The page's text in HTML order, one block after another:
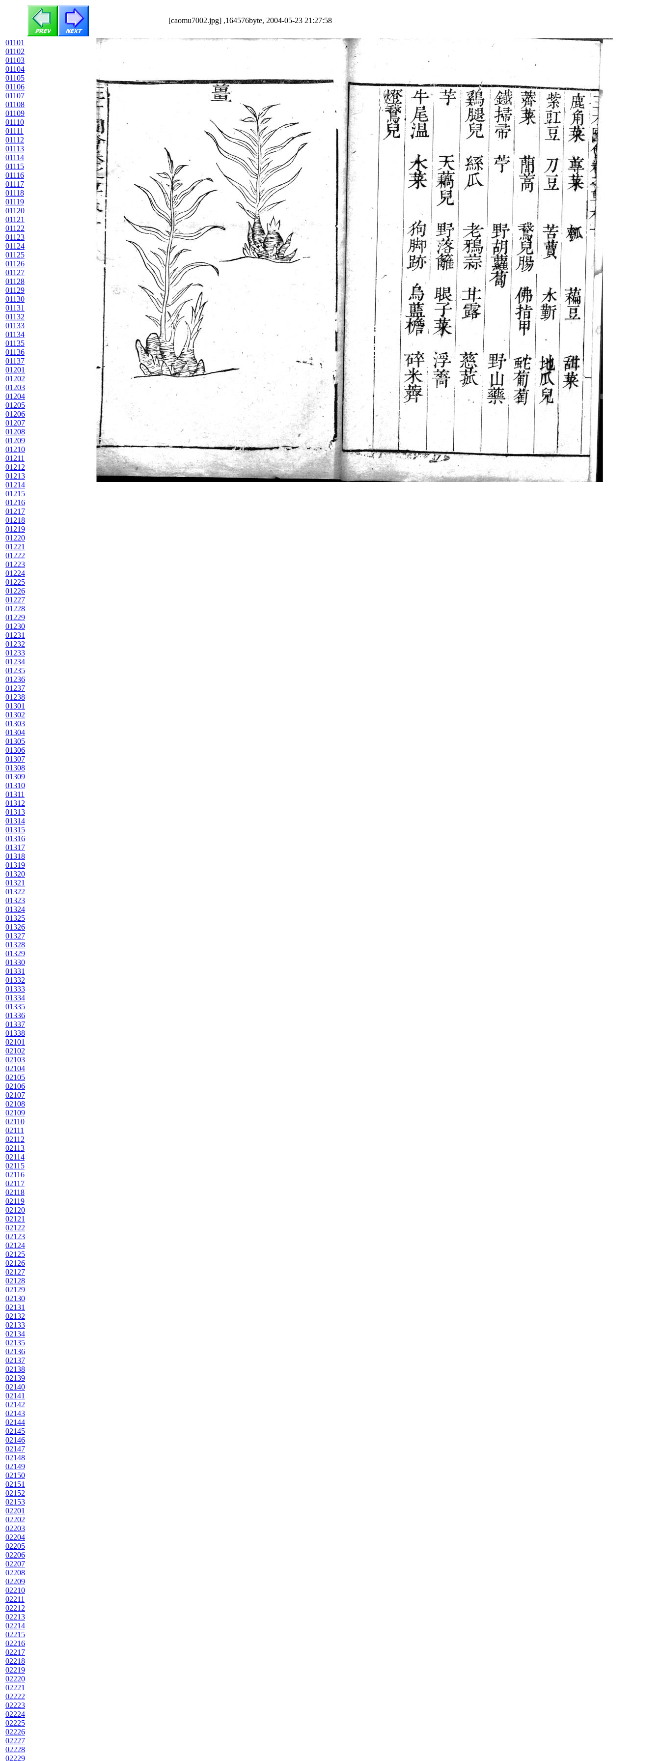
[caomu7002.jpg] ,164576byte, 2004-05-23 21:27:58
01101
01102
01103
01104
01105
01106
01107
01108
01109
01110
01111
01112
01113
01114
01115
01116
01117
01118
01119
01120
01121
01122
01123
01124
01125
01126
01127
01128
01129
01130
01131
01132
01133
01134
01135
01136
01137
01201
01202
01203
01204
01205
01206
01207
01208
01209
01210
01211
01212
01213
01214
01215
01216
01217
01218
01219
01220
01221
01222
01223
01224
01225
01226
01227
01228
01229
01230
01231
01232
01233
01234
01235
01236
01237
01238
01301
01302
01303
01304
01305
01306
01307
01308
01309
01310
01311
01312
01313
01314
01315
01316
01317
01318
01319
01320
01321
01322
01323
01324
01325
01326
01327
01328
01329
01330
01331
01332
01333
01334
01335
01336
01337
01338
02101
02102
02103
02104
02105
02106
02107
02108
02109
02110
02111
02112
02113
02114
02115
02116
02117
02118
02119
02120
02121
02122
02123
02124
02125
02126
02127
02128
02129
02130
02131
02132
02133
02134
02135
02136
02137
02138
02139
02140
02141
02142
02143
02144
02145
02146
02147
02148
02149
02150
02151
02152
02153
02201
02202
02203
02204
02205
02206
02207
02208
02209
02210
02211
02212
02213
02214
02215
02216
02217
02218
02219
02220
02221
02222
02223
02224
02225
02226
02227
02228
02229